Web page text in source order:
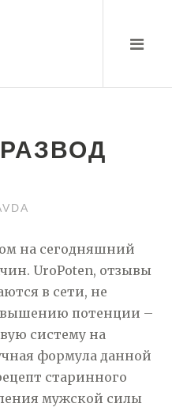
РАЗВОД
на сегодняшний
UroPoten, отзывы
в сети, не
потенции –
систему на
формула данной
старинного
мужской силы